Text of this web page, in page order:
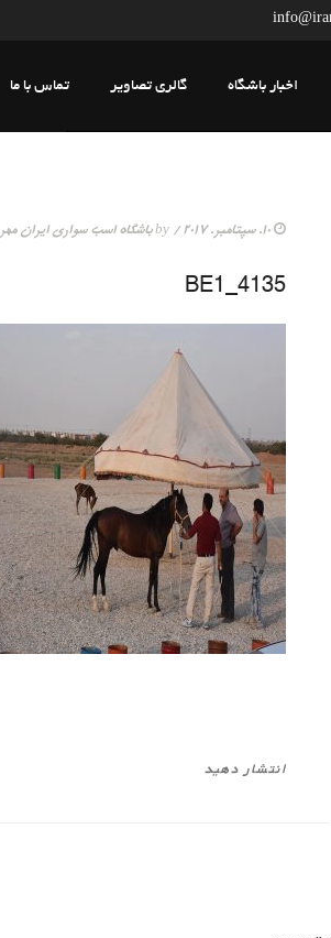
اخبار باشگاه گالری تصاویر تماس با ما
10. سپتامبر. 2017 / by باشگاه اسب سواری ایران مهر
BE1_4135
انتشار دهید